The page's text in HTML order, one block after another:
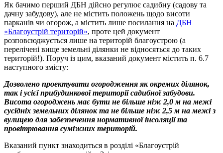
Як бачимо перший ДБН дійсно регулює садибну (садову та
дачну забудову), але не містить положень щодо висоти
парканів чи огорож, а містить лише посилання на ДБН
«Благоустрій територій», проте цей документ
розповсюджується лише на територій благоустрою (а
перелічені вище земельні ділянки не відносяться до таких
територій!). Поруч із цим, вказаний документ містить п. 6.7
наступного змісту:
Дозволено проектувати огородження як окремих ділянок,
так і усієї прибудинкової території садибної забудови.
Висота огороджень має бути не більше ніж 2,0 м на межі
сусідніх земельних ділянок та не більше ніж 2,5 м на межі з
вулицею для забезпечення нормативної інсоляції та
провітрювання суміжних територій.
Вказаний пункт знаходиться в розділі «Благоустрій